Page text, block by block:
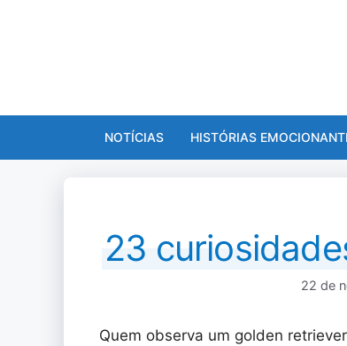
NOTÍCIAS HISTÓRIAS
23
22 de
Quem observa um golden